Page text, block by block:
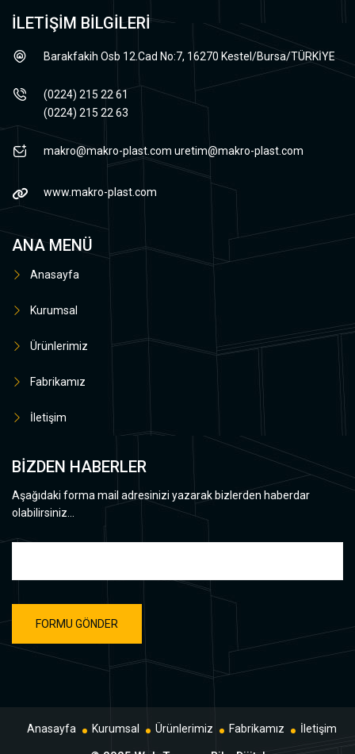
İLETİŞİM BİLGİLERİ
Barakfakih Osb 12.Cad No:7, 16270 Kestel/Bursa/TÜRKİYE
(0224) 215 22 61
(0224) 215 22 63
makro@makro-plast.com uretim@makro-plast.com
www.makro-plast.com
ANA MENÜ
Anasayfa
Kurumsal
Ürünlerimiz
Fabrikamız
İletişim
BİZDEN HABERLER
Aşağıdaki forma mail adresinizi yazarak bizlerden haberdar
olabilirsiniz...
Anasayfa Kurumsal Ürünlerimiz Fabrikamız İletişim